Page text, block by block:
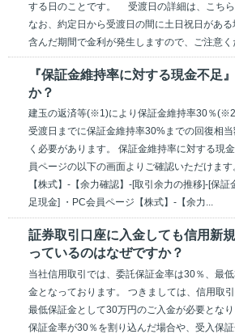
する日のことです。 受渡日の詳細は、こちら
なお、約定日から受渡日の間に土日祝日があ
含んだ期間で金利が発生しますので、ご注意
『保証金維持率に対する現金不足
か？
建玉の返済等(※1)により保証金維持率30％
受渡日までに保証金維持率30%までの回復相
く必要があります。 保証金維持率に対する現
員ページの以下の画面よりご確認いただけま
【株式】-【余力確認】-[取引余力の推移]-[保
足現金] ・PC会員ページ【株式】-【余力...
証券取引口座に入金しても信用新
っているのはなぜですか？
当社信用取引では、委託保証金率は30％、最
金となっております。 つきましては、信用取引
最低保証金として30万円のご入金が必要とな
保証金率が30％を割り込んだ場合や、受入保